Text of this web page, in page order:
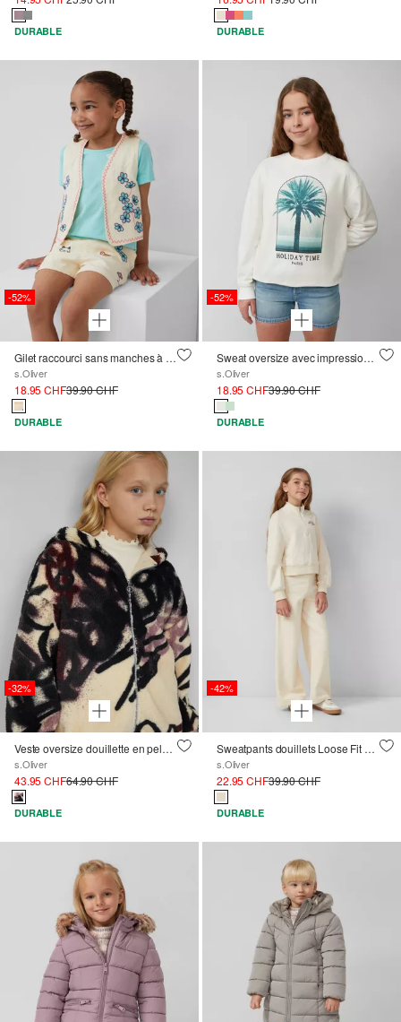
DURABLE DURABLE
-52%
Gilet raccourci sans manches à broderie, aspect lin
s.Oliver
18.95 CHF39.90 CHF
DURABLE
-52%
Sweat oversize avec impression sur le devant
s.Oliver
18.95 CHF39.90 CHF
DURABLE
-32%
Veste oversize douillette en peluche avec impression graffiti
s.Oliver
43.95 CHF64.90 CHF
DURABLE
-42%
Sweatpants douillets Loose Fit à jambes larges
s.Oliver
22.95 CHF39.90 CHF
DURABLE